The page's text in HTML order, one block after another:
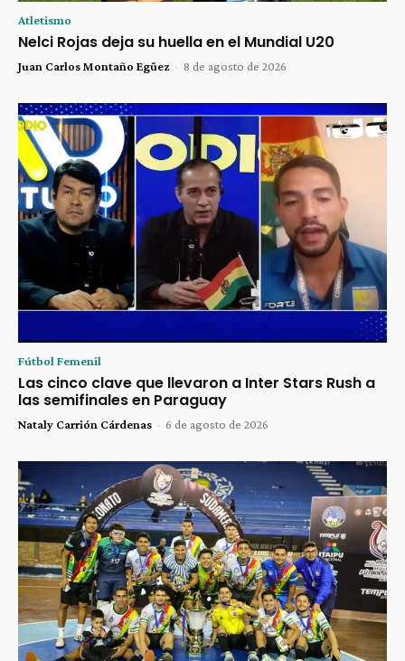
Atletismo
Nelci Rojas deja su huella en el Mundial U20
Juan Carlos Montaño Egüez - 8 de agosto de 2026
Fútbol Femenil
Las cinco clave que llevaron a Inter Stars Rush a
las semifinales en Paraguay
Nataly Carrión Cárdenas - 6 de agosto de 2026